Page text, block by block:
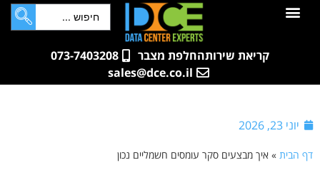
לתוכן
קריאת שירותהחלפת מצבר
073-7403208
sales@dce.co.il
יוני 23, 2026
דף הבית » איך מבצעים סקר עומסים חשמליים נכון